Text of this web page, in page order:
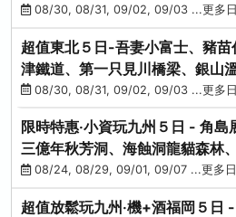
原纜車
08/30, 08/31, 09/02, 09/03 ...更多
超值東北５日-吾妻小富士、豬
津鐵道、第一只見川橋梁、銀山
原纜車
08/30, 08/31, 09/02, 09/03 ...更多
限時特惠‧小資玩九州５日 - 角島
三億年秋芳洞、海蝕洞龍貓森林
見浦08/24, 08/29, 09/01, 09/07 ...更多
超值放鬆玩九州‧機+酒福岡５日